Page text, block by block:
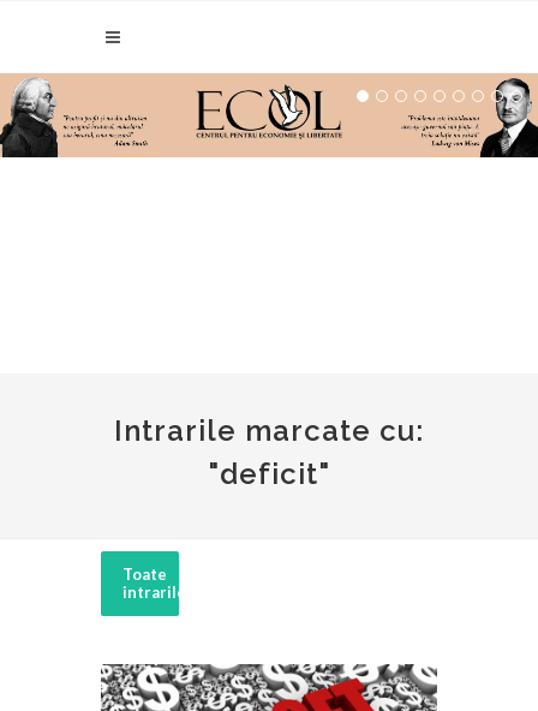
Intrarile marcate cu:
"deficit"
Toate
intrarile